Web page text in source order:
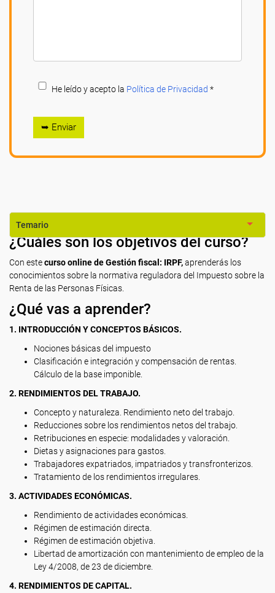
He leído y acepto la Política de Privacidad *
➥ Enviar
Temario
¿Cuáles son los objetivos del curso?
Con estecurso online de Gestión fiscal: IRPF,aprenderás los
conocimientos sobre la normativa reguladora del Impuesto sobre la
Renta de las Personas Físicas.
¿Qué vas a aprender?
1. INTRODUCCIÓN Y CONCEPTOS BÁSICOS.
Nociones básicas del impuesto
Clasificación e integración y compensación de rentas.
Cálculo de la base imponible.
2. RENDIMIENTOS DEL TRABAJO.
Concepto y naturaleza. Rendimiento neto del trabajo.
Reducciones sobre los rendimientos netos del trabajo.
Retribuciones en especie: modalidades y valoración.
Dietas y asignaciones para gastos.
Trabajadores expatriados, impatriados y transfronterizos.
Tratamiento de los rendimientos irregulares.
3. ACTIVIDADES ECONÓMICAS.
Rendimiento de actividades económicas.
Régimen de estimación directa.
Régimen de estimación objetiva.
Libertad de amortización con mantenimiento de empleo de la
Ley 4/2008, de 23 de diciembre.
4. RENDIMIENTOS DE CAPITAL.